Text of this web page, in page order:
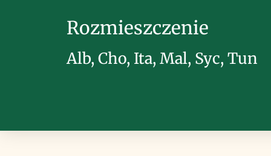
Rozmieszczenie
Alb, Cho, Ita, Mal, Syc, Tun